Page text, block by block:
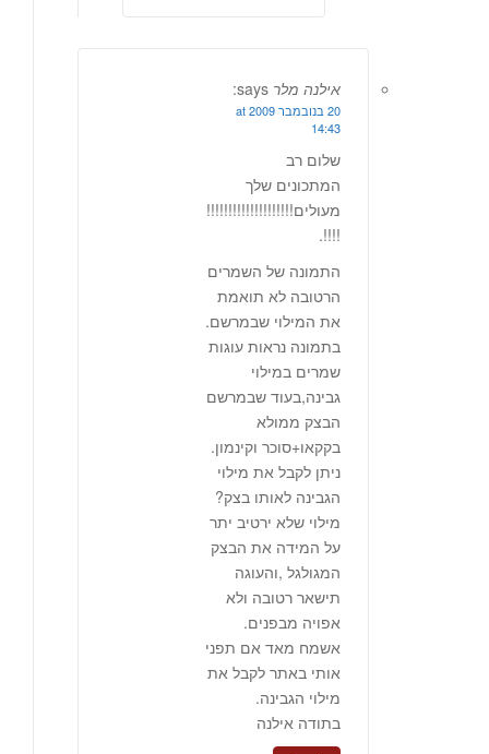
אילנה מלר says:
20 בנובמבר 2009 at
14:43
שלום רב
המתכונים שלך
מעולים!!!!!!!!!!!!!!!!!!!!
!!!!.
התמונה של השמרים
הרטובה לא תואמת
את המילוי שבמרשם.
בתמונה נראות עוגות
שמרים במילוי
גבינה,בעוד שבמרשם
הבצק ממולא
בקקאו+סוכר וקינמון.
ניתן לקבל את מילוי
הגבינה לאותו בצק?
מילוי שלא ירטיב יתר
על המידה את הבצק
המגולגל ,והעוגה
תישאר רטובה ולא
אפויה מבפנים.
אשמח מאד אם תפני
אותי באתר לקבל את
מילוי הגבינה.
בתודה אילנה